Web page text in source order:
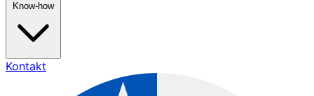
Know-how
Kontakt